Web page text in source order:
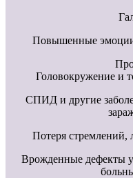
Повышенные эмоции
Головокружение и
СПИД и другие
Потеря стремлений,
Врожденные дефекты